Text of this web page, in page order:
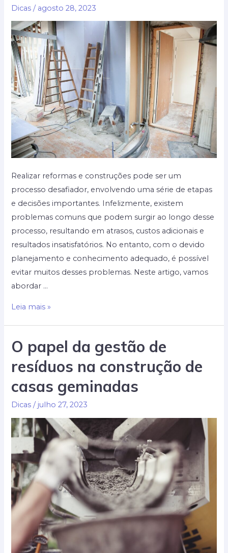
casa
em
perfeito
estado
Dicas / agosto 28, 2023
Realizar reformas e construções pode ser um
processo desafiador, envolvendo uma série de etapas
e decisões importantes. Infelizmente, existem
problemas comuns que podem surgir ao longo desse
processo, resultando em atrasos, custos adicionais e
resultados insatisfatórios. No entanto, com o devido
planejamento e conhecimento adequado, é possível
evitar muitos desses problemas. Neste artigo, vamos
abordar …
Problemas
reformas
e
como
evitá-
los
Leia mais »
O papel da gestão de
resíduos na construção de
casas geminadas
Dicas / julho 27, 2023